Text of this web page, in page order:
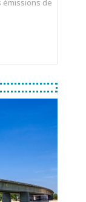
émissions de